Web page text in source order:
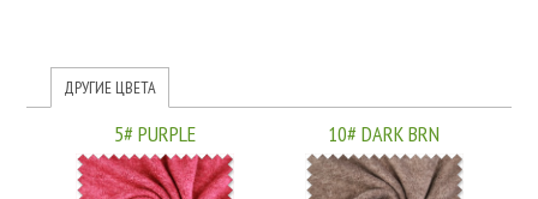
ДРУГИЕ ЦВЕТА
5# PURPLE 10# DARK BRN